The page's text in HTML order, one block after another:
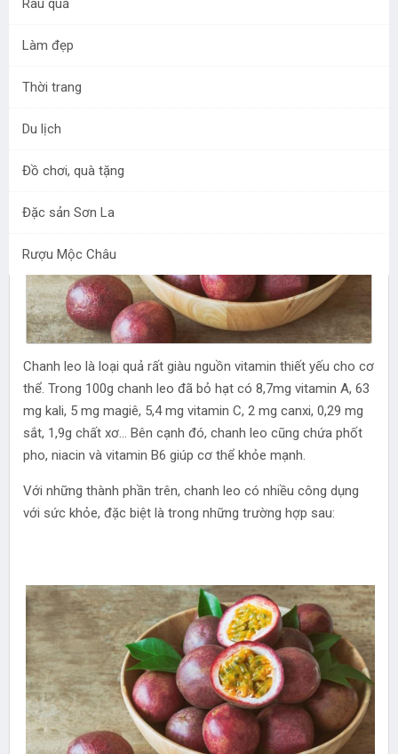
Rau quả
Làm đẹp
Thời trang
Du lịch
Đồ chơi, quà tặng
Đặc sản Sơn La
Rượu Mộc Châu
Chanh leo Mộc Châu, nhất là chanh leo vàng không chỉ
cho sức khỏe nên được nhiều người chọn làm thức
Chanh leo là loại quả rất giàu nguồn vitamin thiết yếu cho cơ
thể. Trong 100g chanh leo đã bỏ hạt có 8,7mg vitamin A, 63
mg kali, 5 mg magiê, 5,4 mg vitamin C, 2 mg canxi, 0,29 mg
sắt, 1,9g chất xơ… Bên cạnh đó, chanh leo cũng chứa phốt
pho, niacin và vitamin B6 giúp cơ thể khỏe mạnh.
Với những thành phần trên, chanh leo có nhiều công dụng
với sức khỏe, đặc biệt là trong những trường hợp sau: